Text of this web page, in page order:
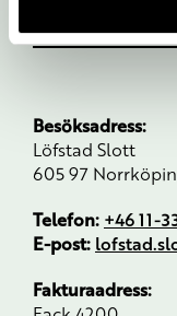
Besöksadress:
Löfstad Slott
605 97
Telefon: +46 11-
E-post:
Fakturaadress: